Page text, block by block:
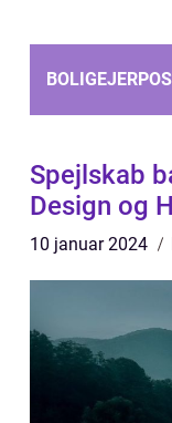
Spejlskab
Design og
10 januar 2024